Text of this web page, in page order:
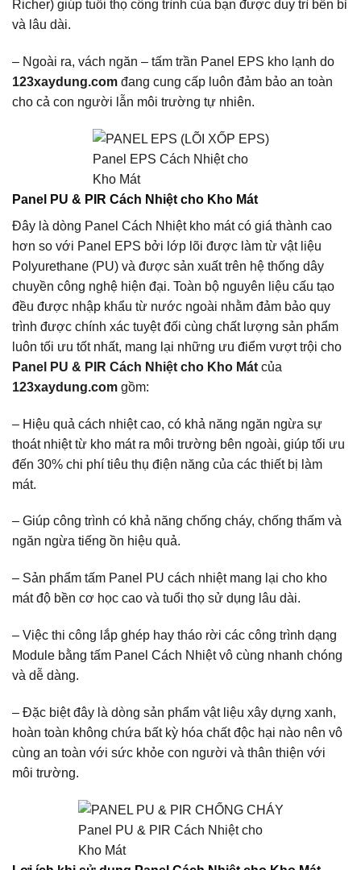
Richer) giúp tuổi thọ công trình của bạn được duy trì bền bỉ
và lâu dài.
– Ngoài ra, vách ngăn – tấm trần Panel EPS kho lạnh do
123xaydung.com đang cung cấp luôn đảm bảo an toàn
cho cả con người lẫn môi trường tự nhiên.
Panel EPS Cách Nhiệt cho
Kho Mát
Panel PU & PIR Cách Nhiệt cho Kho Mát
Đây là dòng Panel Cách Nhiệt kho mát có giá thành cao
hơn so với Panel EPS bởi lớp lõi được làm từ vật liệu
Polyurethane (PU) và được sản xuất trên hệ thống dây
chuyền công nghệ hiện đại. Toàn bộ nguyên liệu cấu tạo
đều được nhập khẩu từ nước ngoài nhằm đảm bảo quy
trình được chính xác tuyệt đối cùng chất lượng sản phẩm
luôn tối ưu tốt nhất, mang lại những ưu điểm vượt trội cho
Panel PU & PIR Cách Nhiệt cho Kho Mát của
123xaydung.com gồm:
– Hiệu quả cách nhiệt cao, có khả năng ngăn ngừa sự
thoát nhiệt từ kho mát ra môi trường bên ngoài, giúp tối ưu
đến 30% chi phí tiêu thụ điện năng của các thiết bị làm
mát.
– Giúp công trình có khả năng chống cháy, chống thấm và
ngăn ngừa tiếng ồn hiệu quả.
– Sản phẩm tấm Panel PU cách nhiệt mang lại cho kho
mát độ bền cơ học cao và tuổi thọ sử dụng lâu dài.
– Việc thi công lắp ghép hay tháo rời các công trình dạng
Module bằng tấm Panel Cách Nhiệt vô cùng nhanh chóng
và dễ dàng.
– Đặc biệt đây là dòng sản phẩm vật liệu xây dựng xanh,
hoàn toàn không chứa bất kỳ hóa chất độc hại nào nên vô
cùng an toàn với sức khỏe con người và thân thiện với
môi trường.
Panel PU & PIR Cách Nhiệt cho
Kho Mát